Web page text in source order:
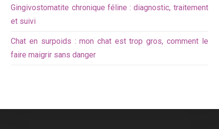
Gingivostomatite chronique féline : diagnostic, traitement
et suivi
Chat en surpoids : mon chat est trop gros, comment le
faire maigrir sans danger